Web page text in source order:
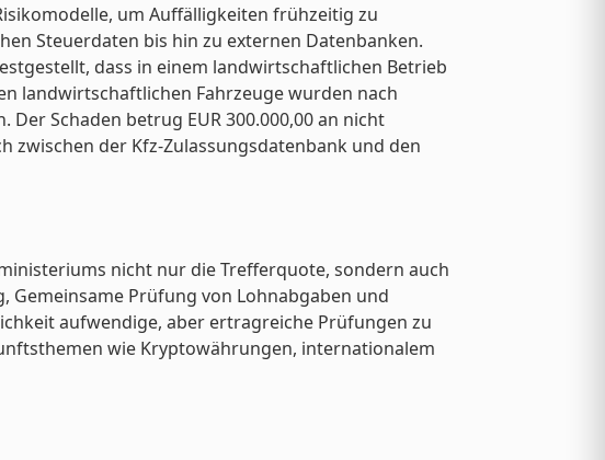
um Auffälligkeiten frühzeitig zu
Steuerdaten bis hin zu externen Datenbanken.
dass in einem landwirtschaftlichen Betrieb
landwirtschaftlichen Fahrzeuge wurden nach
Schaden betrug EUR 300.000,00 an nicht
zwischen der Kfz-Zulassungsdatenbank und den
nicht nur die Trefferquote, sondern auch
Gemeinsame Prüfung von Lohnabgaben und
aufwendige, aber ertragreiche Prüfungen zu
wie Kryptowährungen, internationalem